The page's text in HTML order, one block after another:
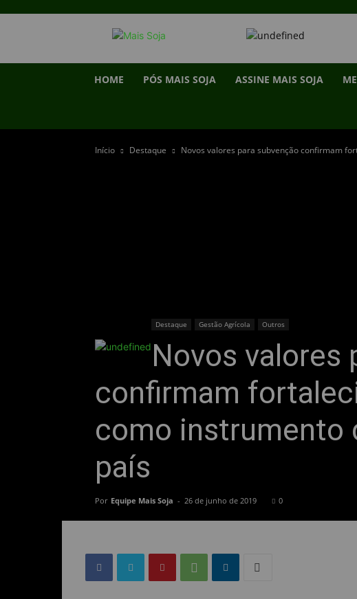
HOME PÓS MAIS SOJA ASSINE MAIS SOJA
Início Destaque Novos valores para subvenção confirmam
Destaque Gestão Agrícola Outros
Novos valores
confirmam
como instrumento
país
Por Equipe Mais Soja - 26 de junho de 2019 0